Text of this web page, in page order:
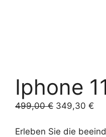
Iphone
499,00€
war:
349,30 €
ist:
Erleben Sie die